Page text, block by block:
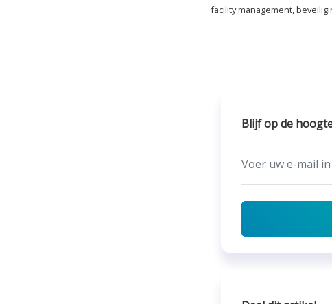
facility management,
Blijf op de